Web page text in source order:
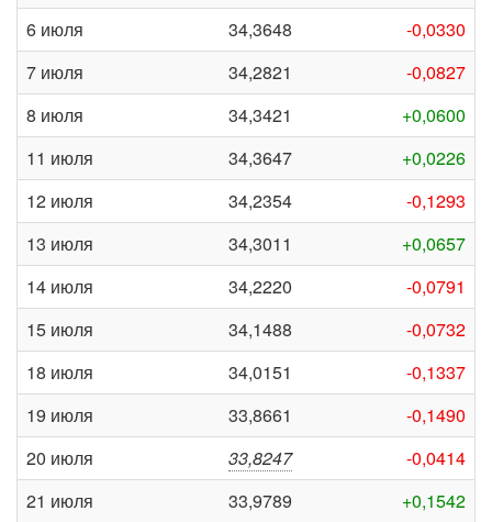
6 июля
34,3648
-0,0330
7 июля
34,2821
-0,0827
8 июля
34,3421
+0,0600
11 июля
34,3647
+0,0226
12 июля
34,2354
-0,1293
13 июля
34,3011
+0,0657
14 июля
34,2220
-0,0791
15 июля
34,1488
-0,0732
18 июля
34,0151
-0,1337
19 июля
33,8661
-0,1490
20 июля
33,8247
-0,0414
21 июля
33,9789
+0,1542